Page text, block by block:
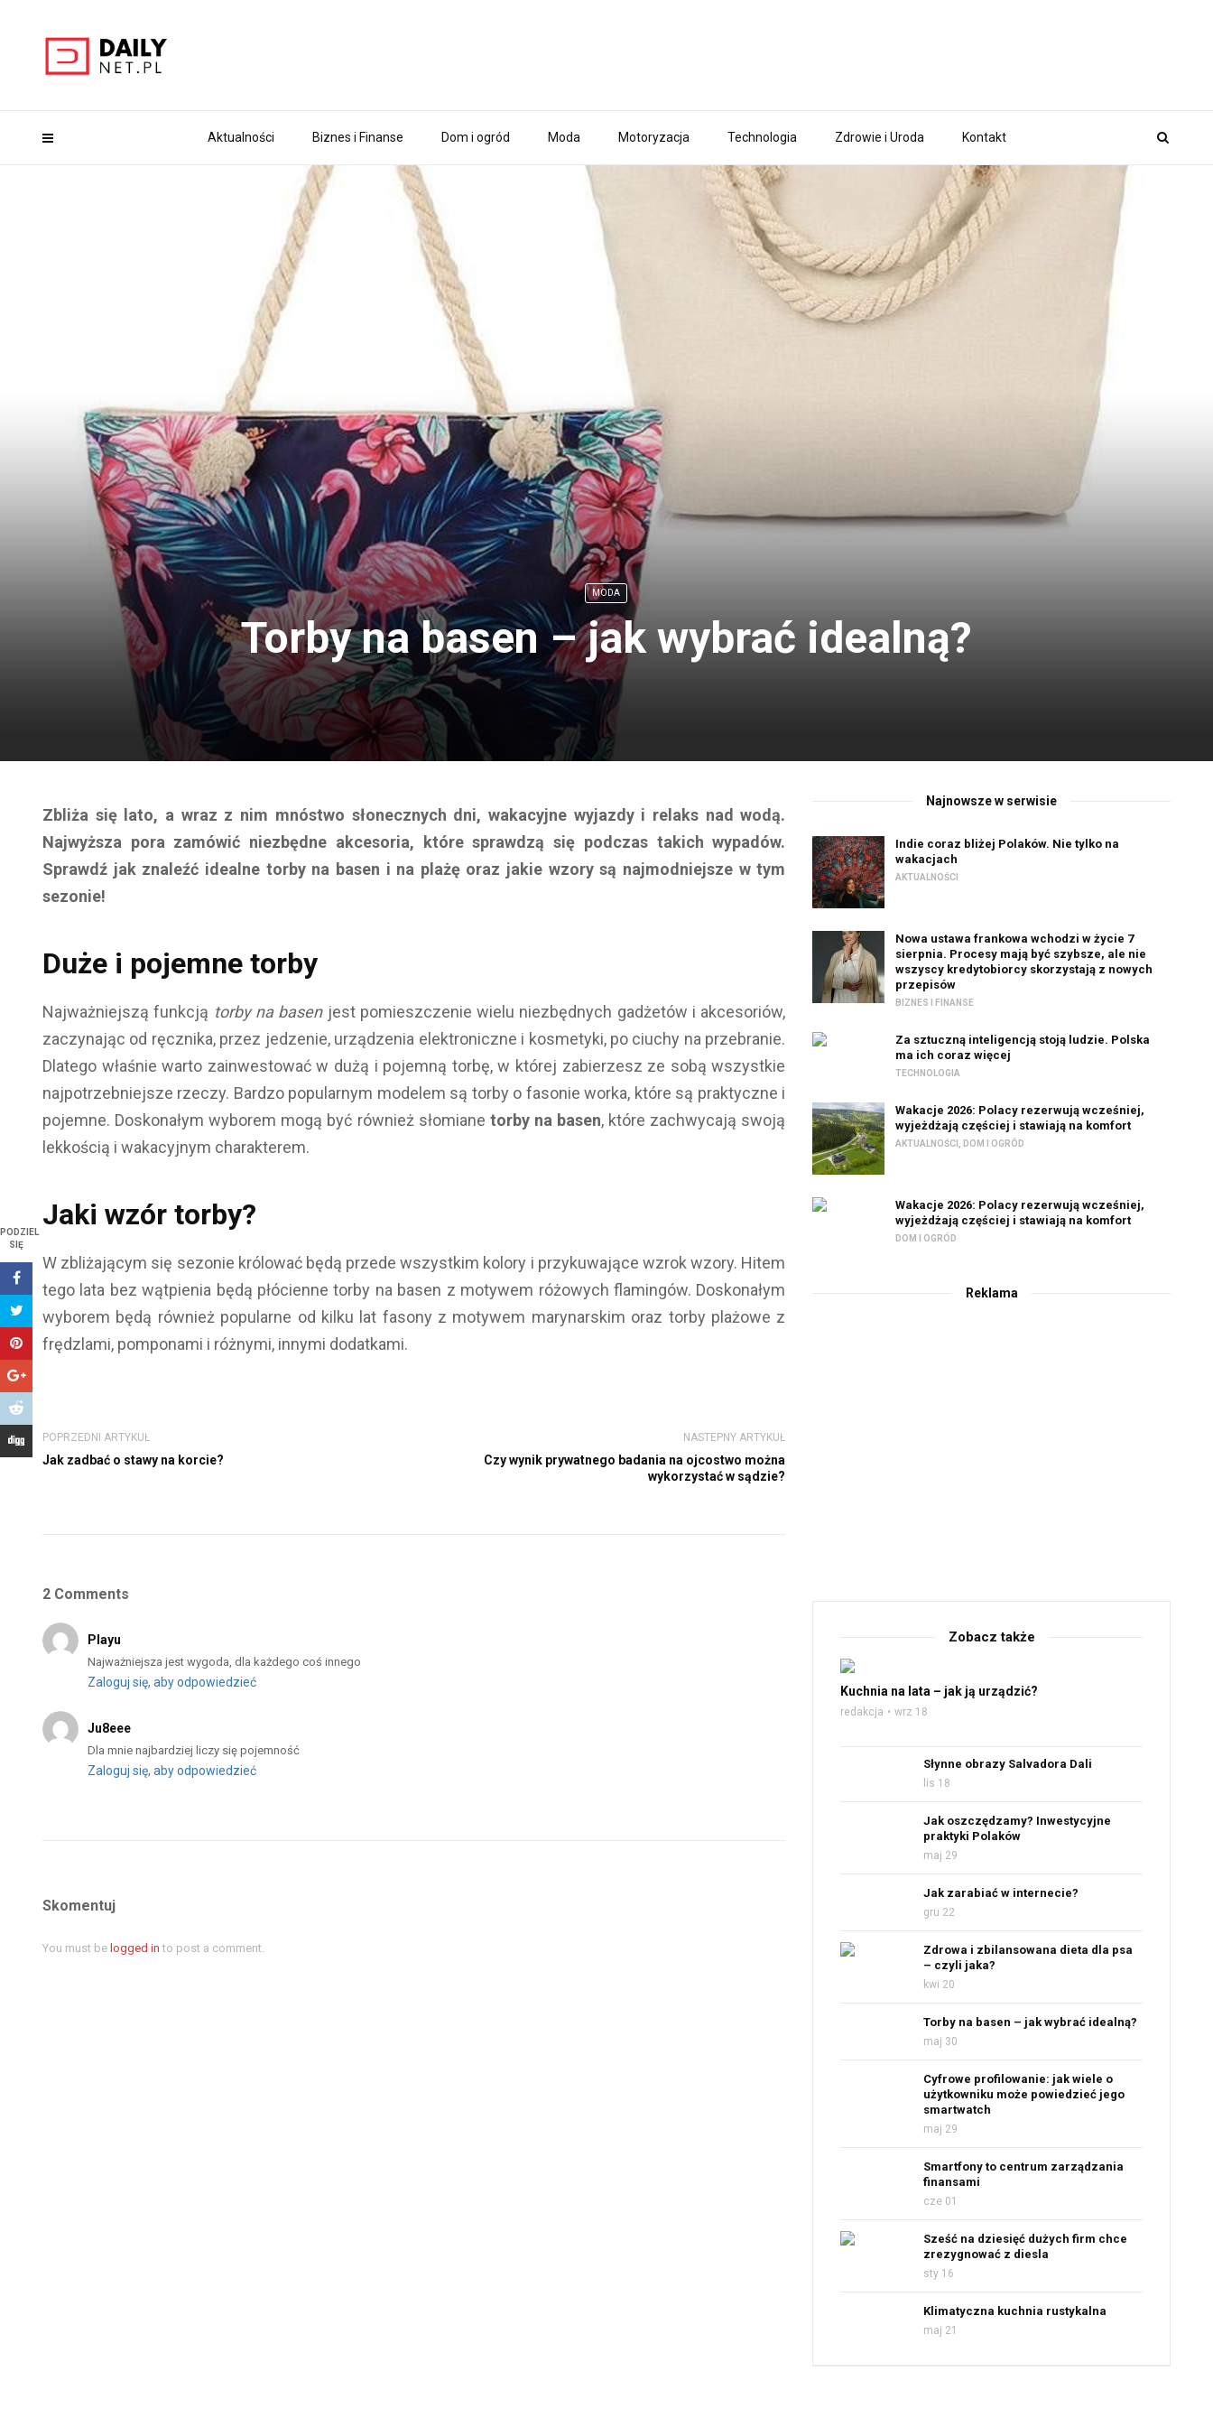
Aktualności Biznes i Finanse Dom i ogród Moda Motoryzacja Technologia Zdrowie i Uroda Kontakt
MODA
Torby na basen – jak wybrać idealną?
PODZIEL
SIĘ
Zbliża się lato, a wraz z nim mnóstwo słonecznych dni, wakacyjne wyjazdy i relaks nad wodą.
Najwyższa pora zamówić niezbędne akcesoria, które sprawdzą się podczas takich wypadów.
Sprawdź jak znaleźć idealne torby na basen i na plażę oraz jakie wzory są najmodniejsze w tym
sezonie!
Duże i pojemne torby
Najważniejszą funkcją torby na basenjest pomieszczenie wielu niezbędnych gadżetów i akcesoriów,
zaczynając od ręcznika, przez jedzenie, urządzenia elektroniczne i kosmetyki, po ciuchy na przebranie.
Dlatego właśnie warto zainwestować w dużą i pojemną torbę, w której zabierzesz ze sobą wszystkie
najpotrzebniejsze rzeczy. Bardzo popularnym modelem są torby o fasonie worka, które są praktyczne i
pojemne. Doskonałym wyborem mogą być również słomiane torby na basen, które zachwycają swoją
lekkością i wakacyjnym charakterem.
Jaki wzór torby?
W zbliżającym się sezonie królować będą przede wszystkim kolory i przykuwające wzrok wzory. Hitem
tego lata bez wątpienia będą płócienne torby na basen z motywem różowych flamingów. Doskonałym
wyborem będą również popularne od kilku lat fasony z motywem marynarskim oraz torby plażowe z
frędzlami, pomponami i różnymi, innymi dodatkami.
POPRZEDNI ARTYKUŁ
Jak zadbać o stawy na korcie?
NASTEPNY ARTYKUŁ
Czy wynik prywatnego badania na ojcostwo można
wykorzystać w sądzie?
2 Comments
Playu
Najważniejsza jest wygoda, dla każdego coś innego
Zaloguj się, aby odpowiedzieć
Ju8eee
Dla mnie najbardziej liczy się pojemność
Zaloguj się, aby odpowiedzieć
Skomentuj
You must be logged in to post a comment.
Najnowsze w serwisie
Indie coraz bliżej Polaków. Nie tylko na
wakacjach
AKTUALNOŚCI
Nowa ustawa frankowa wchodzi w życie 7
sierpnia. Procesy mają być szybsze, ale nie
wszyscy kredytobiorcy skorzystają z nowych
przepisów
BIZNES I FINANSE
Za sztuczną inteligencją stoją ludzie. Polska
ma ich coraz więcej
TECHNOLOGIA
Wakacje 2026: Polacy rezerwują wcześniej,
wyjeżdżają częściej i stawiają na komfort
AKTUALNOŚCI DOM I OGRÓD
Wakacje 2026: Polacy rezerwują wcześniej,
wyjeżdżają częściej i stawiają na komfort
DOM I OGRÓD
Reklama
Zobacz także
Kuchnia na lata – jak ją urządzić?
redakcja wrz 18
Słynne obrazy Salvadora Dali
lis 18
Jak oszczędzamy? Inwestycyjne
praktyki Polaków
maj 29
Jak zarabiać w internecie?
gru 22
Zdrowa i zbilansowana dieta dla psa
– czyli jaka?
kwi 20
Torby na basen – jak wybrać idealną?
maj 30
Cyfrowe profilowanie: jak wiele o
użytkowniku może powiedzieć jego
smartwatch
maj 29
Smartfony to centrum zarządzania
finansami
cze 01
Sześć na dziesięć dużych firm chce
zrezygnować z diesla
sty 16
Klimatyczna kuchnia rustykalna
maj 21